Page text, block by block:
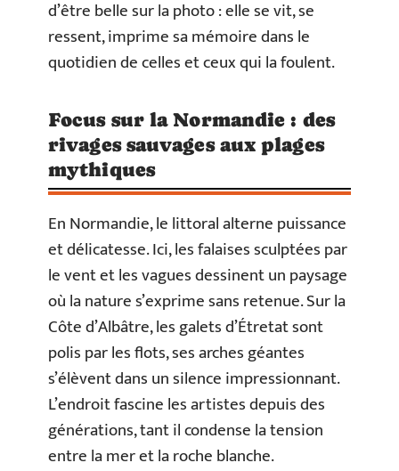
d’être belle sur la photo : elle se vit, se
ressent, imprime sa mémoire dans le
quotidien de celles et ceux qui la foulent.
Focus sur la Normandie : des
rivages sauvages aux plages
mythiques
En Normandie, le littoral alterne puissance
et délicatesse. Ici, les falaises sculptées par
le vent et les vagues dessinent un paysage
où la nature s’exprime sans retenue. Sur la
Côte d’Albâtre, les galets d’Étretat sont
polis par les flots, ses arches géantes
s’élèvent dans un silence impressionnant.
L’endroit fascine les artistes depuis des
générations, tant il condense la tension
entre la mer et la roche blanche.